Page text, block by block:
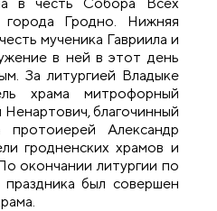
города Гродно. Нижняя
мученика Гавриила и
в ней в этот день
За литургией Владыке
храма митрофорный
благочинный
протоиерей Александр
гродненских храмов и
окончании литургии по
был совершен